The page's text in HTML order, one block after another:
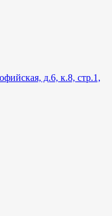
д.6, к.8, стр.1,